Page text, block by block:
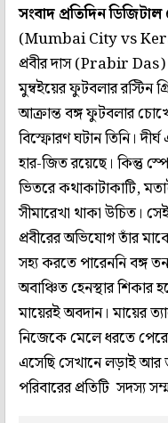
সংবাদ প্রতিদিন
(Mumbai City vs
প্রবীর দাস (Prabir Das)।
মুম্বইয়ের ফুটবলার রস্টিন
আক্রান্ত বঙ্গ ফুটবলার
বিস্ফোরণ ঘটান তিনি।
হার-জিত রয়েছে। কিন্তু
ভিতরে কথাকাটাকাটি,
সীমারেখা থাকা উচিত।
প্রবীরের অভিযোগ তাঁর
সহ্য করতে পারেননি বঙ্গ
অবাঞ্চিত হেনস্থার শিকার
মায়েরই অবদান। মায়ের
নিজেকে মেলে ধরতে
এসেছি সেখানে লড়াই আর
পরিবারের প্রতিটি সদস্য